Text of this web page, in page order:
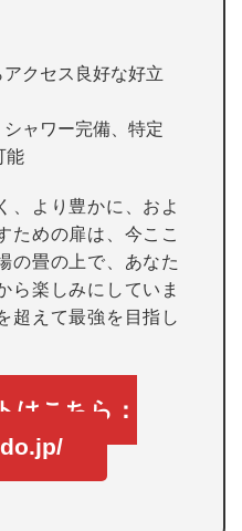
クセス良好な好立
ャワー完備、特定
能
、より豊かに、およ
ための扉は、今ここ
の畳の上で、あなた
ら楽しみにしていま
超えて最強を目指し
はこちら：